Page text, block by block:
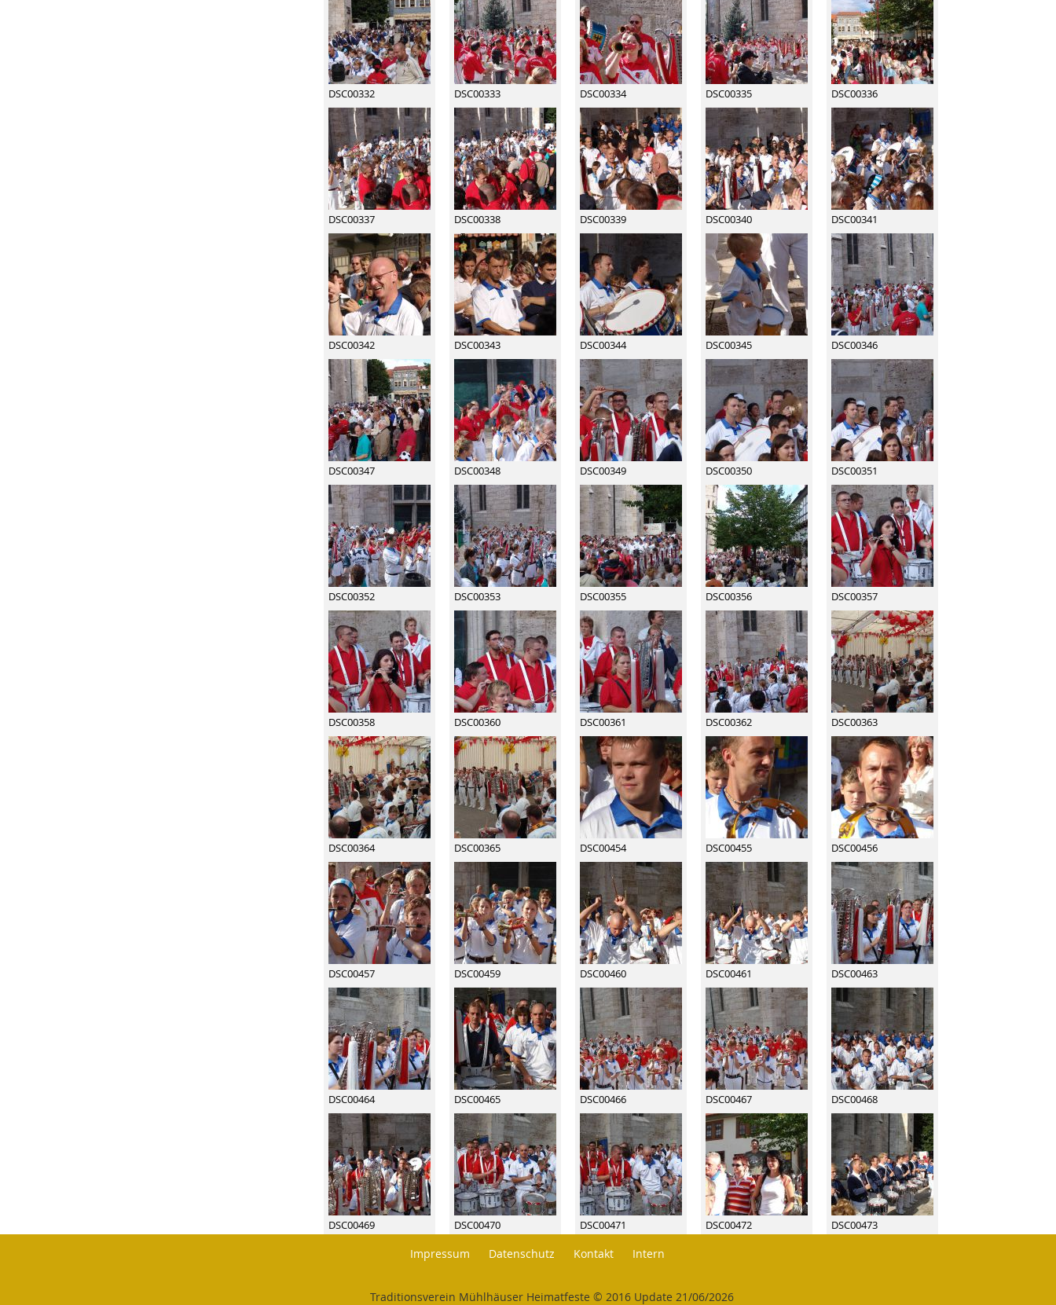
DSC00332 DSC00333 DSC00334 DSC00335 DSC00336
DSC00337 DSC00338 DSC00339 DSC00340 DSC00341
DSC00342 DSC00343 DSC00344 DSC00345 DSC00346
DSC00347 DSC00348 DSC00349 DSC00350 DSC00351
DSC00352 DSC00353 DSC00355 DSC00356 DSC00357
DSC00358 DSC00360 DSC00361 DSC00362 DSC00363
DSC00364 DSC00365 DSC00454 DSC00455 DSC00456
DSC00457 DSC00459 DSC00460 DSC00461 DSC00463
DSC00464 DSC00465 DSC00466 DSC00467 DSC00468
DSC00469 DSC00470 DSC00471 DSC00472 DSC00473
Impressum Datenschutz Kontakt Intern
Traditionsverein Mühlhäuser Heimatfeste © 2016 Update 21/06/2026